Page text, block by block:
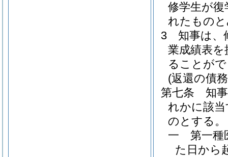
修学生が
れたもの
3
知事は、
業成績表
ることが
(返還の債
第七条
知
れかに該
のとする。
一
第一種
た日から